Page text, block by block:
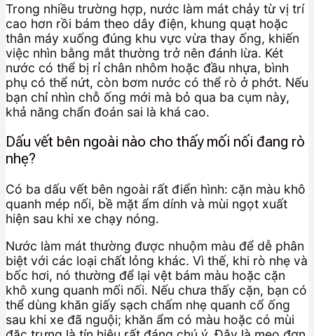
Trong nhiều trường hợp, nước làm mát chảy từ vị trí
cao hơn rồi bám theo dây điện, khung quạt hoặc
thân máy xuống đúng khu vực vừa thay ống, khiến
việc nhìn bằng mắt thường trở nên đánh lừa. Két
nước có thể bị rỉ chân nhôm hoặc đầu nhựa, bình
phụ có thể nứt, còn bơm nước có thể rò ở phớt. Nếu
bạn chỉ nhìn chỗ ống mới mà bỏ qua ba cụm này,
khả năng chẩn đoán sai là khá cao.
Dấu vết bên ngoài nào cho thấy mối nối đang rò
nhẹ?
Có ba dấu vết bên ngoài rất điển hình: cặn màu khô
quanh mép nối, bề mặt ẩm dính và mùi ngọt xuất
hiện sau khi xe chạy nóng.
Nước làm mát thường được nhuộm màu để dễ phân
biệt với các loại chất lỏng khác. Vì thế, khi rò nhẹ và
bốc hơi, nó thường để lại vệt bám màu hoặc cặn
khô xung quanh mối nối. Nếu chưa thấy cặn, bạn có
thể dùng khăn giấy sạch chấm nhẹ quanh cổ ống
sau khi xe đã nguội; khăn ẩm có màu hoặc có mùi